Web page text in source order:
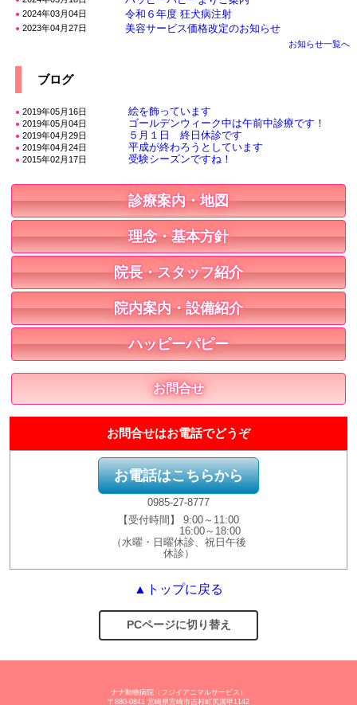
● 2024年03月04日 令和６年度 狂犬病注射
● 2023年04月27日 美容サービス価格改定のお知らせ
お知らせ一覧へ
ブログ
● 2019年05月16日 絵を飾っています
● 2019年05月04日 ゴールデンウィーク中は午前中診療です！
● 2019年04月29日 ５月１日 終日休診です
● 2019年04月24日 平成が終わろうとしています
● 2015年02月17日 受験シーズンですね！
診療案内・地図
理念・基本方針
院長・スタッフ紹介
院内案内・設備紹介
ハッピーパピー
お問合せ
お問合せはお電話でどうぞ
お電話はこちらから
0985-27-8777
【受付時間】 9:00～11:00
16:00～18:00
（水曜・日曜休診、祝日午後
休診）
▲トップに戻る
PCページに切り替え
ナナ動物病院（フジイアニマルサービス）
〒880-0841 宮崎県宮崎市吉村町尻溝甲1142